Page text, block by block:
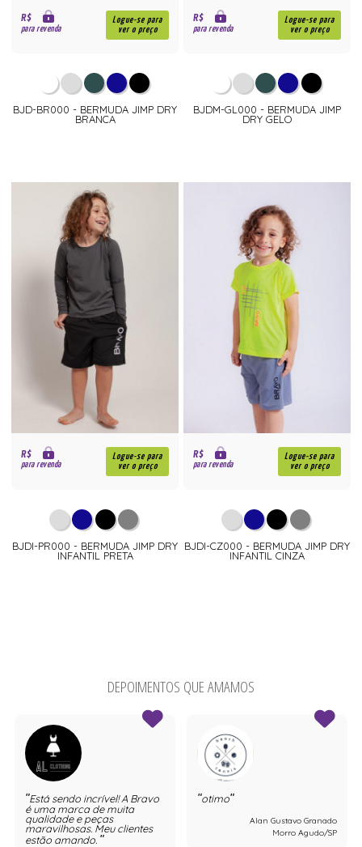
R$
para revenda
Logue-se para
ver o preço
BJD-BR000 - BERMUDA JIMP DRY
BRANCA
R$
para revenda
Logue-se para
ver o preço
BJDM-GL000 - BERMUDA JIMP
DRY GELO
R$
para revenda
Logue-se para
ver o preço
BJDI-PR000 - BERMUDA JIMP DRY
INFANTIL PRETA
R$
para revenda
Logue-se para
ver o preço
BJDI-CZ000 - BERMUDA JIMP DRY
INFANTIL CINZA
DEPOIMENTOS QUE AMAMOS
Está sendo incrível! A Bravo
é uma marca de muita
qualidade e peças
maravilhosas. Meu clientes
estão amando.
otimo
Alan Gustavo Granado
Morro Agudo/SP